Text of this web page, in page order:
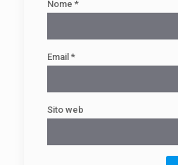
Nome *
Email *
Sito web